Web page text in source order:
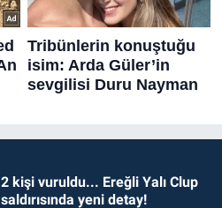
2 kişi vuruldu... Ereğli Yalı Clup
saldırısında yeni detay!